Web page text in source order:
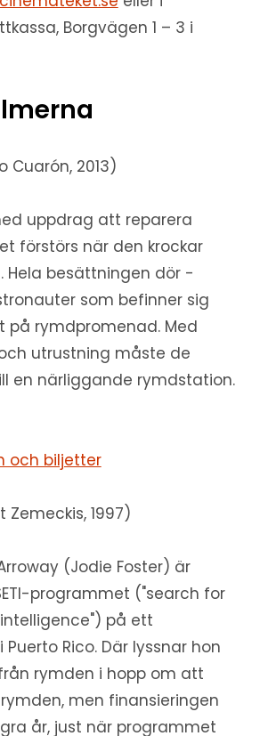
Borgvägen 1 – 3 i
Cuarón, 2013)
uppdrag att reparera
förstörs när den krockar
Hela besättningen dör -
som befinner sig
på rymdpromenad. Med
utrustning måste de
en närliggande rymdstation.
och biljetter
Zemeckis, 1997)
(Jodie Foster) är
programmet ("search for
på ett
Rico. Där lyssnar hon
rymden i hopp om att
men finansieringen
år, just när programmet